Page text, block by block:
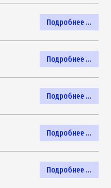
Подробнее ...
Подробнее ...
Подробнее ...
Подробнее ...
Подробнее ...